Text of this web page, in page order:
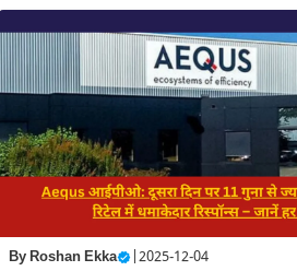
ByRoshan Ekka | 2025-12-04